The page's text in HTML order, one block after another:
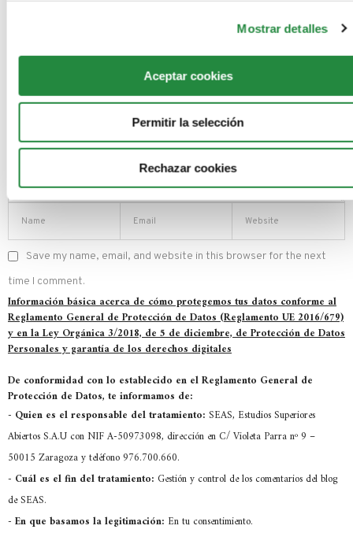
Mostrar detalles
Aceptar cookies
Permitir la selección
Rechazar cookies
LEAVE A REPLY
Save my name, email, and website in this browser for the next
time I comment.
Información básica acerca de cómo protegemos tus datos conforme al
Reglamento General de Protección de Datos (Reglamento UE 2016/679)
y en la Ley Orgánica 3/2018, de 5 de diciembre, de Protección de Datos
Personales y garantía de los derechos digitales
De conformidad con lo establecido en el Reglamento General de
Protección de Datos, te informamos de:
- Quien es el responsable del tratamiento: SEAS, Estudios Superiores
Abiertos S.A.U con NIF A-50973098, dirección en C/ Violeta Parra nº 9 –
50015 Zaragoza y teléfono 976.700.660.
- Cuál es el fin del tratamiento: Gestión y control de los comentarios del blog
de SEAS.
- En que basamos la legitimación: En tu consentimiento.